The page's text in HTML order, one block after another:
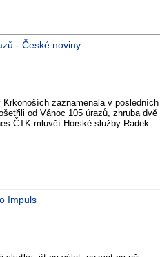
- České noviny
zaznamenala v posledních
od Vánoc 105 úrazů, zhruba dvě
ČTK mluvčí Horské služby Radek ...
Impuls